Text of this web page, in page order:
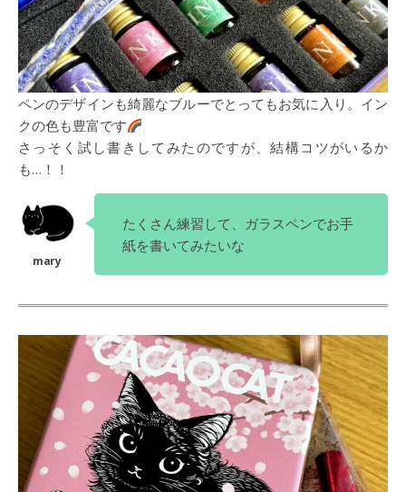
ペンのデザインも綺麗なブルーでとってもお気に入り。イン
クの色も豊富です
さっそく試し書きしてみたのですが、結構コツがいるか
も…！！
たくさん練習して、ガラスペンでお手
紙を書いてみたいな